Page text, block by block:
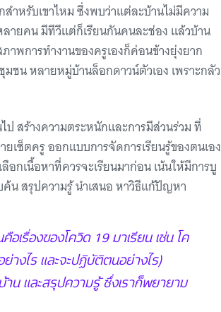
สำหรับเขาไหม ซึ่งพบว่าแต่ละบ้านไม่มีความ
ายคน มีทีวีแต่ก็เรียนกันคนละช่อง แล้วบ้าน
าพการทำงานของครูเองก็ค่อนข้างยุ่งยาก
น หลายหมู่บ้านล็อกดาวน์ตัวเอง เพราะกลัว
ไป สร้างความตระหนักและการมีส่วนร่วม ที่
เซ็ตครู ออกแบบการจัดการเรียนรู้ของตนเอง
กเนื้อหาที่ควรจะเรียนมาก่อน เน้นให้มีการบู
น สรุปความรู้ นำเสนอ หาวิธีแก้ปัญหา
เรื่องของโควิด 19 มาเรียน เช่น โค
างไร และจะปฏิบัติตนอย่างไร)
าน และสรุปความรู้ ซึ่งเราก็พยายาม